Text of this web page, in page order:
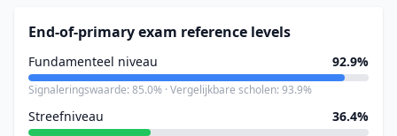
End-of-primary exam reference levels
Fundamenteel niveau 92.9%
Signaleringswaarde: 85.0% · Vergelijkbare scholen: 93.9%
Streefniveau 36.4%